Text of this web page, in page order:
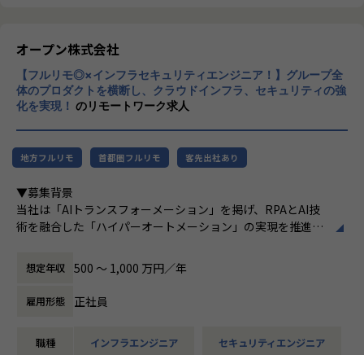
・プロジェクトベースではなく、お客様ベースで仕事をして
いくため、よりお客様に深く入り込み「伴走型支援」として
お客様のデータ活用を促進させることができる点が醍醐味で
す。
適正に応じて、会社の指示する業務への異動を命じることが
ズに応えるため、私たちは「プロフェッショ
ナルサービスの大衆化」をミッションとして
掲げております。高い専門性を持った技術
力、深い経験から得られた多様性のある高度
な分析力をハイクオリティ＆ローコストで提
供することで、企業の競争優位確保に貢献す
ることを私たちは使命としております。
造」を掲げて、理想企業の創造に向け、「社
員全員が燃える会社」を目指しています。理
展する企業です。そして、社員全員が燃え続
ます。お客様に対する長期的な貢献を果たす
オープン株式会社
【フルリモ◎×インフラセキュリティエンジニア！】グループ全
体のプロダクトを横断し、クラウドインフラ、セキュリティの強
化を実現！ のリモートワーク求人
地方フルリモ 首都圏フルリモ 客先出社あり
▼募集背景
当社は「AIトランスフォーメーション」を掲げ、RPAとAI技
術を融合した「ハイパーオートメーション」の実現を推進し
支えるインフラ基盤・セキュリティ統制・監視体制を全社横
断で整備・強化していくフェーズにあります。
現在、一部プロダクトのAWSからGoogle Cloud への移行を
はじめ、各プロダクトの脆弱性対応やセキュリティガバナン
かつスケーラブルに進化させる中核メンバーを求めていま
想定年収 500 〜 1,000 万円／年
雇用形態 正社員
職種 インフラエンジニア セキュリティエンジニア